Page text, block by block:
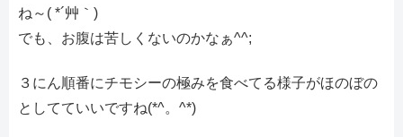
ね～( *´艸｀)
でも、お腹は苦しくないのかなぁ^^;
３にん順番にチモシーの極みを食べてる様子がほのぼの
としてていいですね(*^。^*)